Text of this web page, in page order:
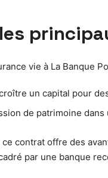
vie à La Banque
un capital pour
de patrimoine
contrat offre des
par une banque